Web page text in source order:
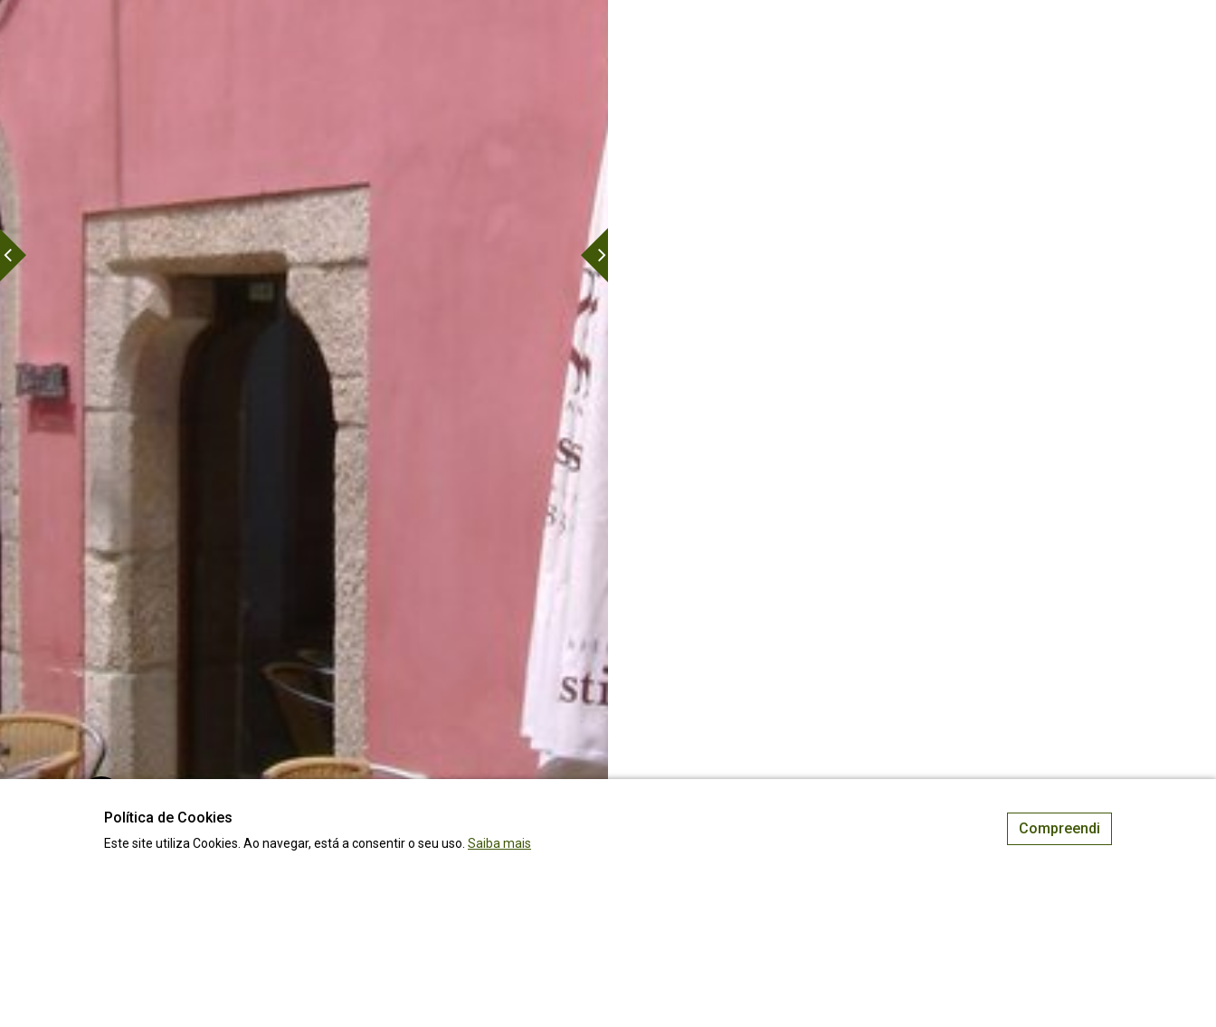
Política de Cookies
Este site utiliza Cookies. Ao navegar, está a consentir o seu uso. Saiba mais
Compreendi